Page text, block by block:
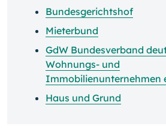
Bundesgerichtshof
Mieterbund
GdW Bundesverband
Wohnungs- und
Immobilienunternehmen
Haus und Grund